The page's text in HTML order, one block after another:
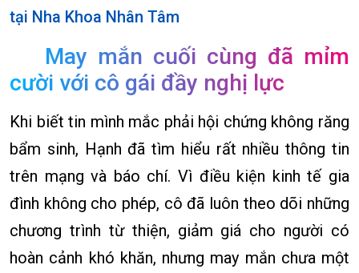
tại Nha Khoa Nhân Tâm
May mắn cuối cùng đã mỉm
cười với cô gái đầy nghị lực
Khi biết tin mình mắc phải hội chứng không răng
bẩm sinh, Hạnh đã tìm hiểu rất nhiều thông tin
trên mạng và báo chí. Vì điều kiện kinh tế gia
đình không cho phép, cô đã luôn theo dõi những
chương trình từ thiện, giảm giá cho người có
hoàn cảnh khó khăn, nhưng may mắn chưa một